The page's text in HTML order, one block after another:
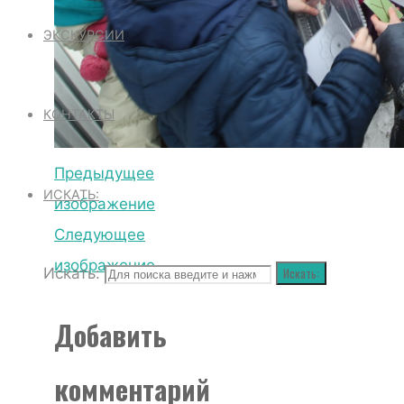
ЭКСКУРСИИ
КОНТАКТЫ
ИСКАТЬ:
Искать: Искать:
Предыдущее
изображение
Следующее
изображение
Добавить
комментарий